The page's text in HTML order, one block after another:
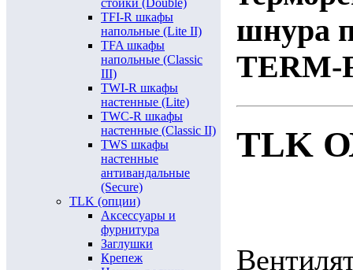
стойки (Double)
TFI-R шкафы
напольные (Lite II)
TFA шкафы
напольные (Classic
III)
TWI-R шкафы
настенные (Lite)
TWC-R шкафы
настенные (Classic II)
TWS шкафы
настенные
антивандальные
(Secure)
TLK (опции)
Аксессуары и
фурнитура
Заглушки
Крепеж
шнура
TERM-
TLK